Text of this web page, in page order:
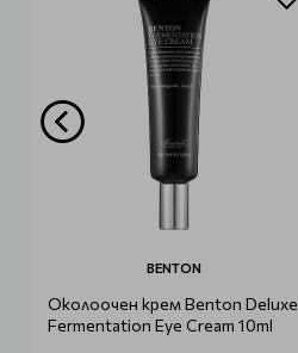
BENTON
Околоочен крем Benton Deluxe
Fermentation Eye Cream 10ml